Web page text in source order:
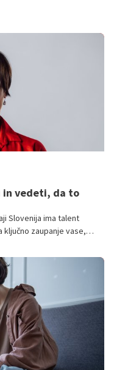
in vedeti, da to
Slovenija ima talent
zaupanje vase,